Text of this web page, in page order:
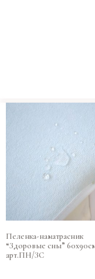
Пеленка-наматрасник
“Здоровые сны”
арт.ПН/ЗС